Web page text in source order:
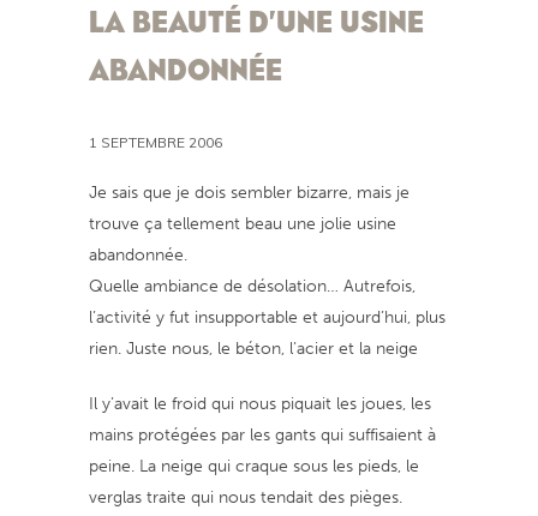
LA BEAUTÉ D’UNE USINE
ABANDONNÉE
1 SEPTEMBRE 2006
Je sais que je dois sembler bizarre, mais je
trouve ça tellement beau une jolie usine
abandonnée.
Quelle ambiance de désolation… Autrefois,
l’activité y fut insupportable et aujourd’hui, plus
rien. Juste nous, le béton, l’acier et la neige
Il y’avait le froid qui nous piquait les joues, les
mains protégées par les gants qui suffisaient à
peine. La neige qui craque sous les pieds, le
verglas traite qui nous tendait des pièges.